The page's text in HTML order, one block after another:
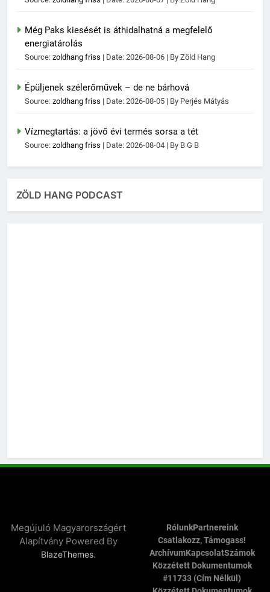
Még Paks kiesését is áthidalhatná a megfelelő
energiatárolás
Source: zoldhang friss Date: 2026-08-06 By Zöld Hang
Épüljenek szélerőművek – de ne bárhová
Source: zoldhang friss Date: 2026-08-05 By Perjés Mátyás
Vízmegtartás: a jövő évi termés sorsa a tét
Source: zoldhang friss Date: 2026-08-04 By B G B
ZÖLD HANG PODCAST
Megújuló Magyarországért
Alapítvány Powered By
BlazeThemes.
RólunkPartnereink
Csatlakozz, Támogass!
ArchívumKapcsolatSzámok
Közzétett Dokumentumok
#11733 (cím Nélkül)